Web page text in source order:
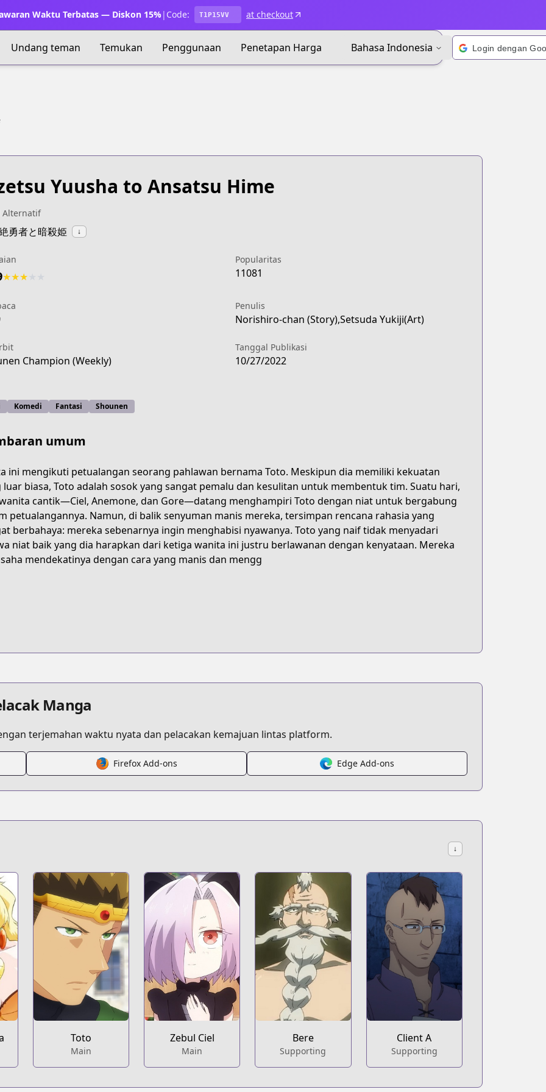
Waktu Terbatas — Diskon 15%| Code: T1P15VV at checkout
Undang teman Temukan Penggunaan Penetapan Harga Bahasa Indonesia
4dfd-b6f8-78b0c5d556f8
yuusha-to-ansatsu-hime
Yuusha to Ansatsu Hime
Alternatif
勇者と暗殺姫 ↓
★★★
Popularitas
11081
Penulis
Norishiro-chan (Story),Setsuda Yukiji(Art)
Champion (Weekly)
Tanggal Publikasi
10/27/2022
Komedi Fantasi Shounen
umum
ini mengikuti petualangan seorang pahlawan bernama Toto. Meskipun dia memiliki kekuatan
luar biasa, Toto adalah sosok yang sangat pemalu dan kesulitan untuk membentuk tim. Suatu hari,
cantik—Ciel, Anemone, dan Gore—datang menghampiri Toto dengan niat untuk bergabung
petualangannya. Namun, di balik senyuman manis mereka, tersimpan rencana rahasia yang
berbahaya: mereka sebenarnya ingin menghabisi nyawanya. Toto yang naif tidak menyadari
niat baik yang dia harapkan dari ketiga wanita ini justru berlawanan dengan kenyataan. Mereka
mendekatinya dengan cara yang manis dan mengg
Manga
terjemahan waktu nyata dan pelacakan kemajuan lintas platform.
Firefox Add-ons Edge Add-ons
↓
Toto
Main
Zebul Ciel
Main
Bere
Supporting
Client A
Supporting